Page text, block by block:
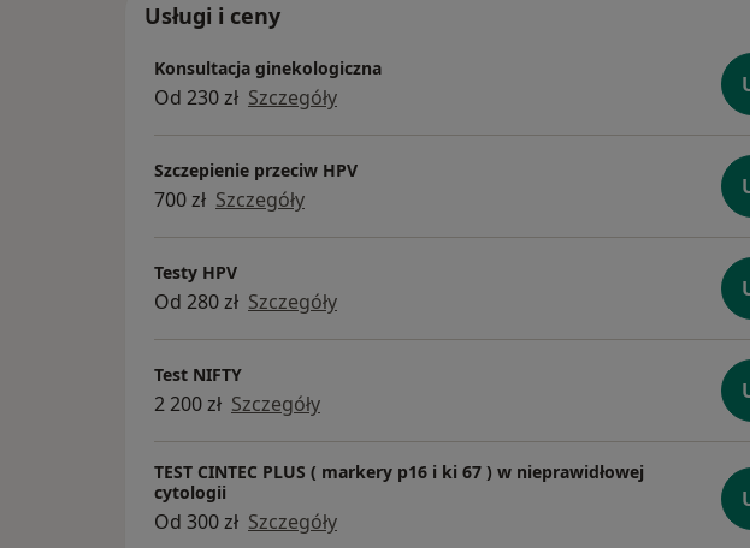
Usługi i ceny
Konsultacja ginekologiczna
Od 230 zł Szczegóły
Szczepienie przeciw HPV
700 zł Szczegóły
Testy HPV
Od 280 zł Szczegóły
Test NIFTY
2 200 zł Szczegóły
TEST CINTEC PLUS ( markery p16 i ki 67 ) w nieprawidłowej
cytologii
Od 300 zł Szczegóły